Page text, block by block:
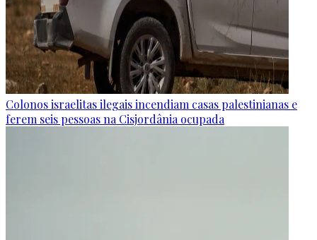
Colonos israelitas ilegais incendiam casas palestinianas e
ferem seis pessoas na Cisjordânia ocupada